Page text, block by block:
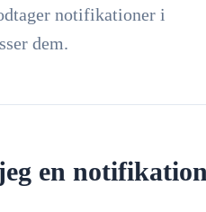
notifikationer i
dem.
en